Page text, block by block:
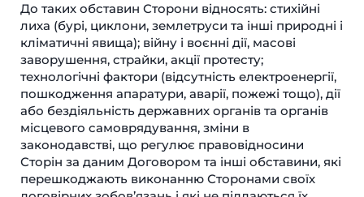
До таких обставин Сторони відносять: стихійні
лиха (бурі, циклони, землетруси та інші природні і
кліматичні явища); війну і воєнні дії, масові
заворушення, страйки, акції протесту;
технологічні фактори (відсутність електроенергії,
пошкодження апаратури, аварії, пожежі тощо), дії
або бездіяльність державних органів та органів
місцевого самоврядування, зміни в
законодавстві, що регулює правовідносини
Сторін за даним Договором та інші обставини, які
перешкоджають виконанню Сторонами своїх